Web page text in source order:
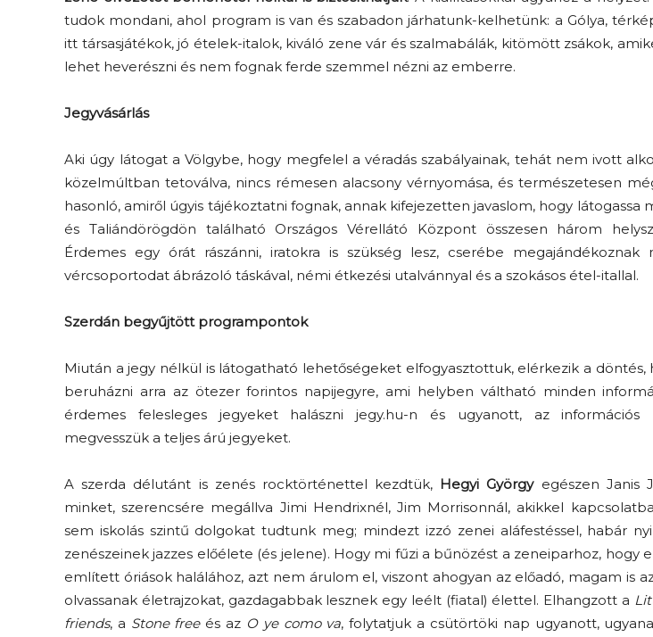
tudok mondani, ahol program is van és szabadon járhatunk-kelhetünk: a Gólya,
itt társasjátékok, jó ételek-italok, kiváló zene vár és szalmabálák, kitömött zsákok,
lehet heverészni és nem fognak ferde szemmel nézni az emberre.
Jegyvásárlás
Aki úgy látogat a Völgybe, hogy megfelel a véradás szabályainak, tehát nem ivott
közelmúltban tetoválva, nincs rémesen alacsony vérnyomása, és természetesen
hasonló, amiről úgyis tájékoztatni fognak, annak kifejezetten javaslom, hogy látogassa
és Taliándörögdön található Országos Vérellátó Központ összesen három
Érdemes egy órát rászánni, iratokra is szükség lesz, cserébe megajándékoznak
vércsoportodat ábrázoló táskával, némi étkezési utalvánnyal és a szokásos étel-itallal.
Szerdán begyűjtött programpontok
Miután a jegy nélkül is látogatható lehetőségeket elfogyasztottuk, elérkezik a döntés,
beruházni arra az ötezer forintos napijegyre, ami helyben váltható minden
érdemes felesleges jegyeket halászni jegy.hu-n és ugyanott, az információs
megvesszük a teljes árú jegyeket.
A szerda délutánt is zenés rocktörténettel kezdtük, Hegyi Györgyegészen Janis
minket, szerencsére megállva Jimi Hendrixnél, Jim Morrisonnál, akikkel
sem iskolás szintű dolgokat tudtunk meg; mindezt izzó zenei aláfestéssel, habár
zenészeinek jazzes előélete (és jelene). Hogy mi fűzi a bűnözést a zeneiparhoz, hogy
említett óriások halálához, azt nem árulom el, viszont ahogyan az előadó, magam is
olvassanak életrajzokat, gazdagabbak lesznek egy leélt (fiatal) élettel. Elhangzott a
friends, a Stone freeés az O ye como va, folytatjuk a csütörtöki nap ugyanott,